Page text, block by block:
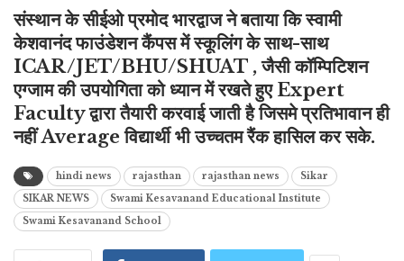
संस्थान के सीईओ प्रमोद भारद्वाज ने बताया कि स्वामी
केशवानंद फाउंडेशन कैंपस में स्कूलिंग के साथ-साथ
ICAR/JET/BHU/SHUAT , जैसी कॉम्पिटिशन
एग्जाम की उपयोगिता को ध्यान में रखते हुए Expert
Faculty द्वारा तैयारी करवाई जाती है जिसमे प्रतिभावान ही
नहीं Average विद्यार्थी भी उच्चतम रैंक हासिल कर सके.
hindi news rajasthan rajasthan news
Sikar
SIKAR NEWS
Swami Kesavanand Educational Institute
Swami Kesavanand School